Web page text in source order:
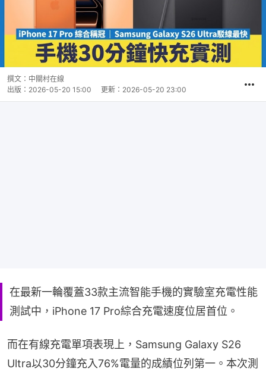
撰文： 中關村在線
出版： 2026-05-20 15:00 更新： 2026-05-20 23:00
在最新一輪覆蓋33款主流智能手機的實驗室充電性能
測試中，iPhone 17 Pro綜合充電速度位居首位。
而在有線充電單項表現上，Samsung Galaxy S26
Ultra以30分鐘充入76%電量的成績位列第一。本次測